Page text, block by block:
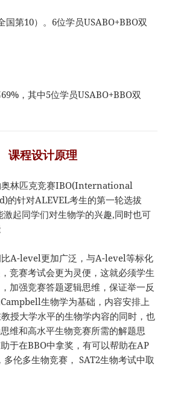
国第10）。6位学员USABO+BBO双
，其中5位学员USABO+BBO双
课程设计原理
奥林匹克竞赛IBO(International
的针对ALEVEL考生的第一轮选拔
激起同学们对生物学的兴趣,同时也可
比A-level更加广泛，与A-level等标化
竞赛考试会更为灵便，这就必须学生
加强竞赛答题逻辑思维，保证举一反
生物学为基础，内容安排上
授大学水平的生物学内容的同时，也
维和高水平生物竞赛所需的解题思
于在BBO中拿奖，有可以帮助在AP
多伦多生物竞赛， SAT2生物考试中取